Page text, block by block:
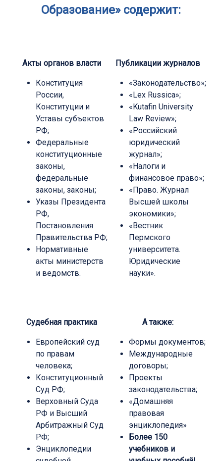
Образование» содержит:
Акты органов власти
Конституция
России,
Конституции и
Уставы субъектов
РФ;
Федеральные
конституционные
законы,
федеральные
законы, законы;
Указы Президента
РФ,
Постановления
Правительства РФ;
Нормативные
акты министерств
и ведомств.
Публикации журналов
«Законодательство»;
«Lex Russica»;
«Kutafin University
Law Review»;
«Российский
юридический
журнал»;
«Налоги и
финансовое право»;
«Право. Журнал
Высшей школы
экономики»;
«Вестник
Пермского
университета.
Юридические
науки».
Судебная практика
Европейский суд
по правам
человека;
Конституционный
Суд РФ;
Верховный Суда
РФ и Высший
Арбитражный Суд
РФ;
Энциклопедии
А также:
Формы документов;
Международные
договоры;
Проекты
законодательства;
«Домашняя
правовая
энциклопедия»
Более 150
учебников и